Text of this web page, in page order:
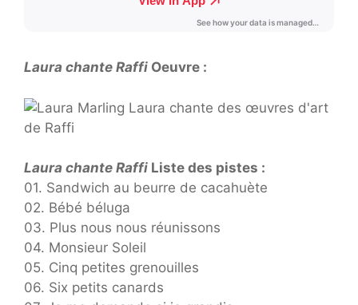
Laura chante Raffi Oeuvre :
Laura chante Raffi Liste des pistes :
01. Sandwich au beurre de cacahuète
02. Bébé béluga
03. Plus nous nous réunissons
04. Monsieur Soleil
05. Cinq petites grenouilles
06. Six petits canards